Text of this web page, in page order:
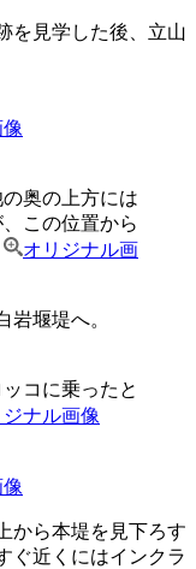
を見学した後、立山
奥の上方には
この位置から
オリジナル画
堰堤へ。
コに乗ったと
ジナル画像
から本堤を見下ろす
ぐ近くにはインクラ